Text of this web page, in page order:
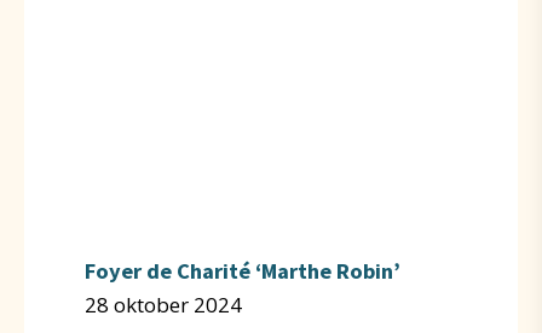
Foyer de Charité ‘Marthe Robin’
28 oktober 2024